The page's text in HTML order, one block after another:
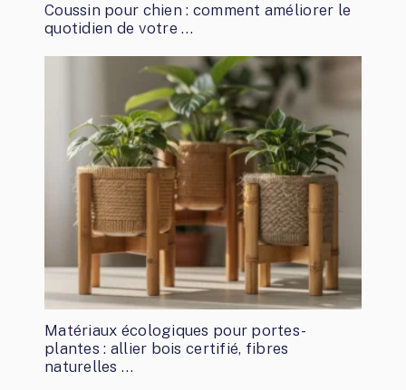
Coussin pour chien : comment améliorer le
quotidien de votre …
Matériaux écologiques pour portes-
plantes : allier bois certifié, fibres
naturelles …